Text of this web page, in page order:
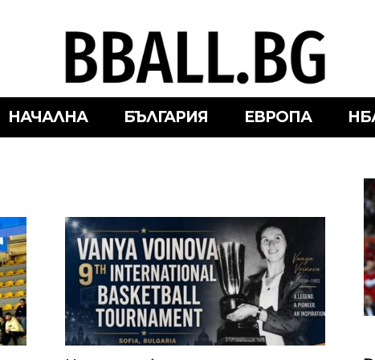
НАЧАЛНА БЪЛГАРИЯ ЕВРОПА